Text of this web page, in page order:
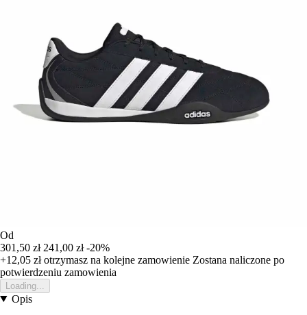
Od
301,50 zł 241,00 zł -20%
+12,05 złotrzymasz na kolejne zamowienie Zostana naliczone po
potwierdzeniu zamowienia
Loading...
Opis